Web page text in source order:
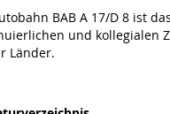
BAB A 17/D 8 ist
und kollegialen
Länder.